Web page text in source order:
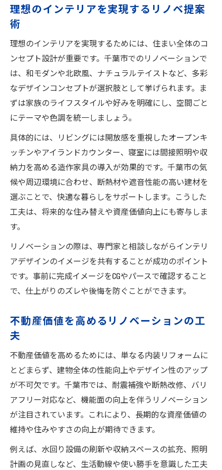
理想のインテリアを実現するリノベ提案
術
理想のインテリアを実現するためには、住まい全体のコ
ンセプト設計が重要です。千葉市でのリノベーションで
は、和モダンや北欧風、ナチュラルテイストなど、多彩
なデザインコンセプトが選択肢として挙げられます。ま
ずは家族のライフスタイルや好みを明確にし、空間ごと
にテーマや色調を統一しましょう。
具体的には、リビングには開放感を重視したオープンキ
ッチンやアイランドカウンター、寝室には間接照明や収
納力を高める造作家具の導入が効果的です。千葉市の気
候や周辺環境に合わせ、断熱材や遮音性能の高い建材を
選ぶことで、快適な暮らしをサポートします。こうした
工夫は、将来的な住み替えや資産価値向上にも寄与しま
す。
リノベーションの際は、専門家と相談しながらインテリ
アデザインのイメージを共有することが成功のポイント
です。事前に完成イメージをCGやパースで確認すること
で、仕上がりのズレや後悔を防ぐことができます。
不動産価値を高めるリノベーションの工
夫
不動産価値を高めるためには、単なる内装リフォームに
とどまらず、建物全体の性能向上やデザイン性のアップ
が不可欠です。千葉市では、耐震補強や断熱改修、バリ
アフリー対応など、機能面の向上を伴うリノベーション
が注目されています。これにより、長期的な資産価値の
維持や住みやすさの向上が期待できます。
例えば、水回り設備の刷新や収納スペースの拡充、照明
計画の見直しなど、生活動線や使い勝手を意識した工夫